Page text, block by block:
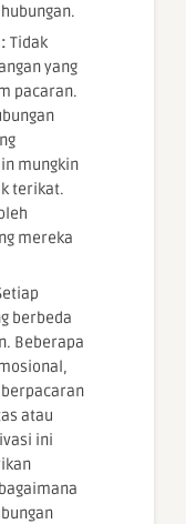
Tidak
yang
pacaran.
mungkin
terikat.
mereka
berbeda
Beberapa
atau
ini